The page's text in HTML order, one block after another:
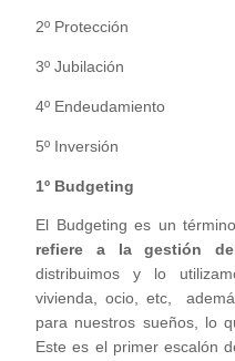
2º Protección
3º Jubilación
4º Endeudamiento
5º Inversión
1º Budgeting
El Budgeting es un
refiere a la gestión
distribuimos y lo
vivienda, ocio, etc,
para nuestros sueños, lo
Este es el primer escalón